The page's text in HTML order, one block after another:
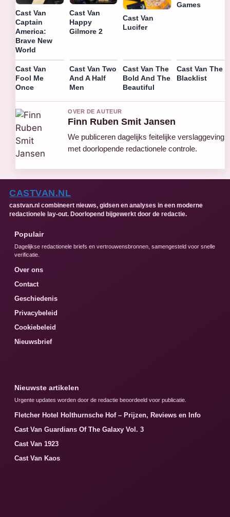
Cast Van
Captain
America:
Brave New
World
Cast Van
Happy
Gilmore 2
Cast Van
Lucifer
Games
Cast Van
Fool Me
Once
Cast Van Two
And A Half
Men
Cast Van The
Bold And The
Beautiful
Cast Van The
Blacklist
OVER DE AUTEUR
Finn Ruben Smit Jansen
We publiceren dagelijks feitelijke verslaggeving
met doorlopende redactionele controle.
CASTVAN.NL
castvan.nl combineert nieuws, gidsen en analyses in een moderne
redactionele lay-out. Doorlopend bijgewerkt door de redactie.
Populair
Dagelijkse redactionele briefs en vertrouwensbronnen, samengesteld voor snelle
verificatie.
Over ons
Contact
Geschiedenis
Privacybeleid
Cookiebeleid
Nieuwsbrief
Nieuwste artikelen
Urgente updates worden door de redactie beoordeeld voor publicatie.
Fletcher Hotel Holthurnsche Hof – Prijzen, Reviews en Info
Cast Van Guardians Of The Galaxy Vol. 3
Cast Van 1923
Cast Van Kaos